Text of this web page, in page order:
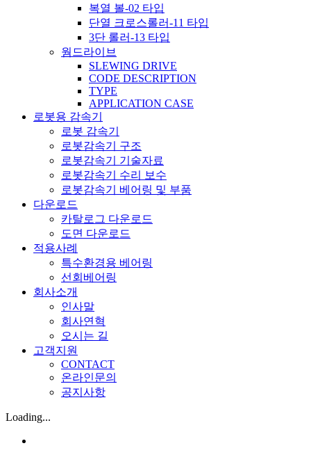
복열 볼-02 타입
단열 크로스롤러-11 타입
3단 롤러-13 타입
웜드라이브
SLEWING DRIVE
CODE DESCRIPTION
TYPE
APPLICATION CASE
로봇용 감속기
로봇 감속기
로봇감속기 구조
로봇감속기 기술자료
로봇감속기 수리 보수
로봇감속기 베어링 및 부품
다운로드
카탈로그 다운로드
도면 다운로드
적용사례
특수환경용 베어링
선회베어링
회사소개
인사말
회사연혁
오시는 길
고객지원
CONTACT
온라인문의
공지사항
Loading...